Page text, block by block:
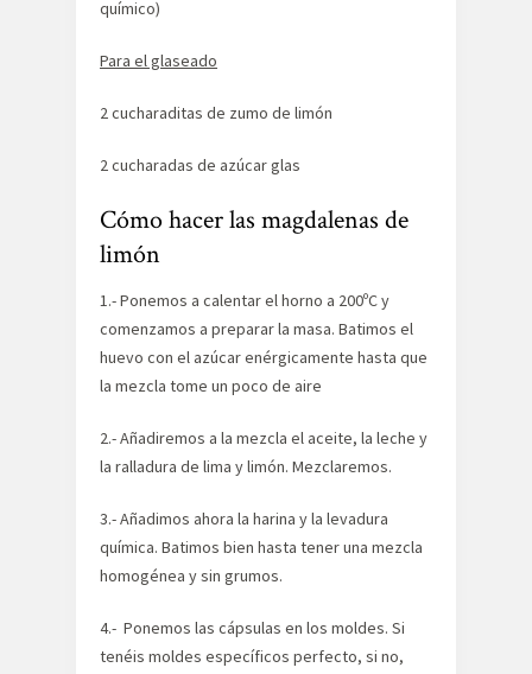
químico)
Para el glaseado
2 cucharaditas de zumo de limón
2 cucharadas de azúcar glas
Cómo hacer las magdalenas de
limón
1.- Ponemos a calentar el horno a 200ºC y
comenzamos a preparar la masa. Batimos el
huevo con el azúcar enérgicamente hasta que
la mezcla tome un poco de aire
2.- Añadiremos a la mezcla el aceite, la leche y
la ralladura de lima y limón. Mezclaremos.
3.- Añadimos ahora la harina y la levadura
química. Batimos bien hasta tener una mezcla
homogénea y sin grumos.
4.- Ponemos las cápsulas en los moldes. Si
tenéis moldes específicos perfecto, si no,